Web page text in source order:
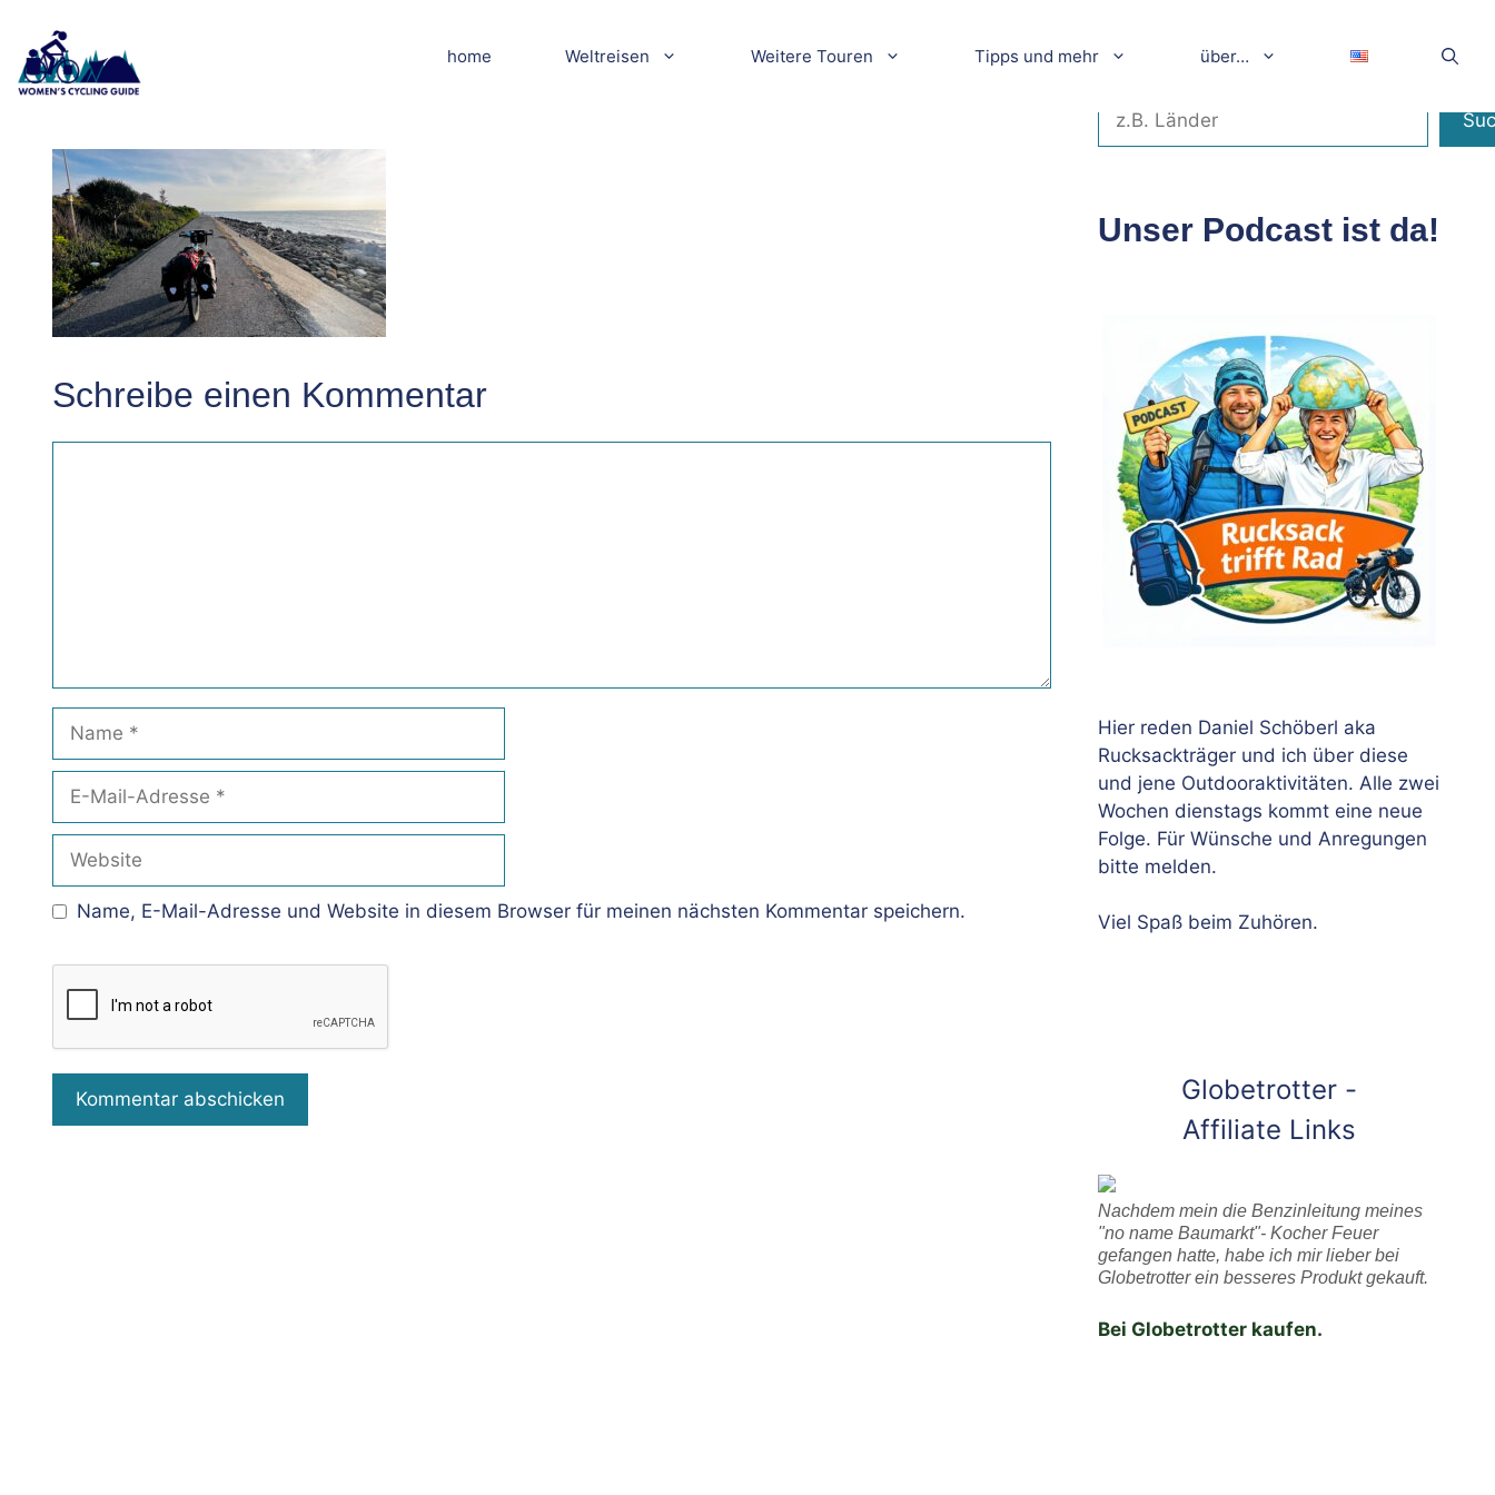
Inhalt
springen
home Weltreisen Weitere Touren Tipps und mehr über…
IMG_3341
Schreibe einen Kommentar
Mail-
Adresse
Name, E-Mail-Adresse und Website in diesem Browser für meinen nächsten Kommentar speichern.
Unser Podcast ist da!
Hier reden Daniel Schöberl aka
Rucksackträger und ich über diese
und jene Outdooraktivitäten. Alle zwei
Wochen dienstags kommt eine neue
Folge. Für Wünsche und Anregungen
bitte melden.
Viel Spaß beim Zuhören.
Globetrotter -
Affiliate Links
Nachdem mein die Benzinleitung meines
"no name Baumarkt"- Kocher Feuer
gefangen hatte, habe ich mir lieber bei
Globetrotter ein besseres Produkt gekauft.
Bei Globetrotter kaufen.